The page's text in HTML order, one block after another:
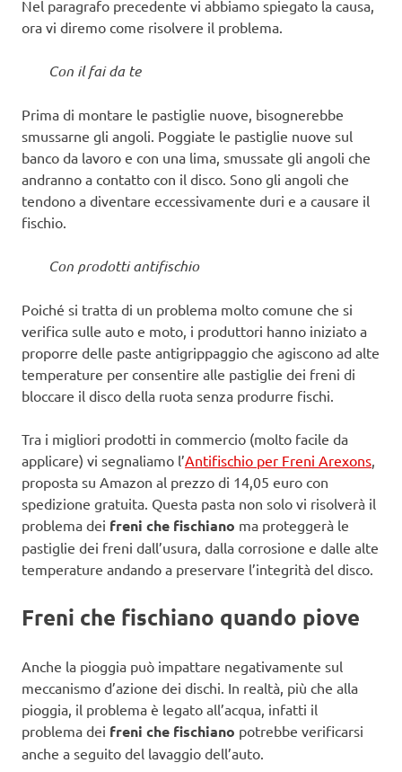
Nel paragrafo precedente vi abbiamo spiegato la causa,
ora vi diremo come risolvere il problema.
Con il fai da te
Prima di montare le pastiglie nuove, bisognerebbe
smussarne gli angoli. Poggiate le pastiglie nuove sul
banco da lavoro e con una lima, smussate gli angoli che
andranno a contatto con il disco. Sono gli angoli che
tendono a diventare eccessivamente duri e a causare il
fischio.
Con prodotti antifischio
Poiché si tratta di un problema molto comune che si
verifica sulle auto e moto, i produttori hanno iniziato a
proporre delle paste antigrippaggio che agiscono ad alte
temperature per consentire alle pastiglie dei freni di
bloccare il disco della ruota senza produrre fischi.
Tra i migliori prodotti in commercio (molto facile da
applicare) vi segnaliamo l’Antifischio per Freni Arexons,
proposta su Amazon al prezzo di 14,05 euro con
spedizione gratuita. Questa pasta non solo vi risolverà il
problema dei freni che fischiano ma proteggerà le
pastiglie dei freni dall’usura, dalla corrosione e dalle alte
temperature andando a preservare l’integrità del disco.
Freni che fischiano quando piove
Anche la pioggia può impattare negativamente sul
meccanismo d’azione dei dischi. In realtà, più che alla
pioggia, il problema è legato all’acqua, infatti il
problema dei freni che fischiano potrebbe verificarsi
anche a seguito del lavaggio dell’auto.